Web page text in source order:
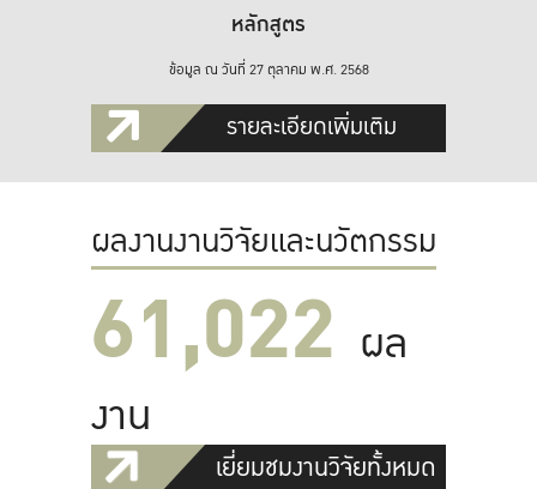
หลักสูตร
ข้อมูล ณ วันที่ 27 ตุลาคม พ.ศ. 2568
รายละเอียดเพิ่มเติม
ผลงานงานวิจัยและนวัตกรรม
61,022 ผล
งาน
เยี่ยมชมงานวิจัยทั้งหมด